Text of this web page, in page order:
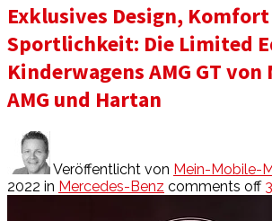
Exklusives Design,
Sportlichkeit: Die Limited
Kinderwagens AMG GT von
AMG und Hartan
Veröffentlicht von Mein-Mobile-
2022 in Mercedes-Benz comments off